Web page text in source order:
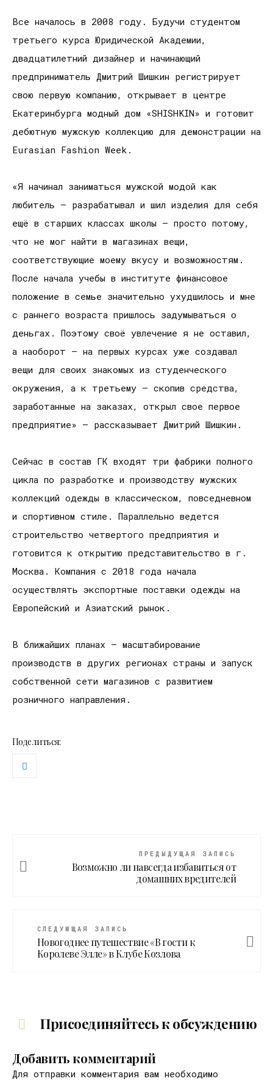
Все началось в 2008 году. Будучи студентом
третьего курса Юридической Академии,
двадцатилетний дизайнер и начинающий
предприниматель Дмитрий Шишкин регистрирует
свою первую компанию, открывает в центре
Екатеринбурга модный дом «SHISHKIN» и готовит
дебютную мужскую коллекцию для демонстрации на
Eurasian Fashion Week.
«Я начинал заниматься мужской модой как
любитель – разрабатывал и шил изделия для себя
ещё в старших классах школы — просто потому,
что не мог найти в магазинах вещи,
соответствующие моему вкусу и возможностям.
После начала учебы в институте финансовое
положение в семье значительно ухудшилось и мне
с раннего возраста пришлось задумываться о
деньгах. Поэтому своё увлечение я не оставил,
а наоборот – на первых курсах уже создавал
вещи для своих знакомых из студенческого
окружения, а к третьему – скопив средства,
заработанные на заказах, открыл свое первое
предприятие» – рассказывает Дмитрий Шишкин.
Сейчас в состав ГК входят три фабрики полного
цикла по разработке и производству мужских
коллекций одежды в классическом, повседневном
и спортивном стиле. Параллельно ведется
строительство четвертого предприятия и
готовится к открытию представительство в г.
Москва. Компания с 2018 года начала
осуществлять экспортные поставки одежды на
Европейский и Азиатский рынок.
В ближайших планах – масштабирование
производств в других регионах страны и запуск
собственной сети магазинов с развитием
розничного направления.
Поделиться:
ПРЕДЫДУЩАЯ ЗАПИСЬ
Возможно ли навсегда избавиться от
домашних вредителей
СЛЕДУЮЩАЯ ЗАПИСЬ
Новогоднее путешествие «В гости к
Королеве Элле» в Клубе Козлова
Присоединяйтесь к обсуждению
Добавить комментарий
Для отправки комментария вам необходимо